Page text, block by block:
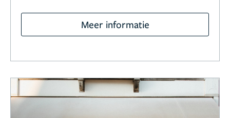
Meer informatie